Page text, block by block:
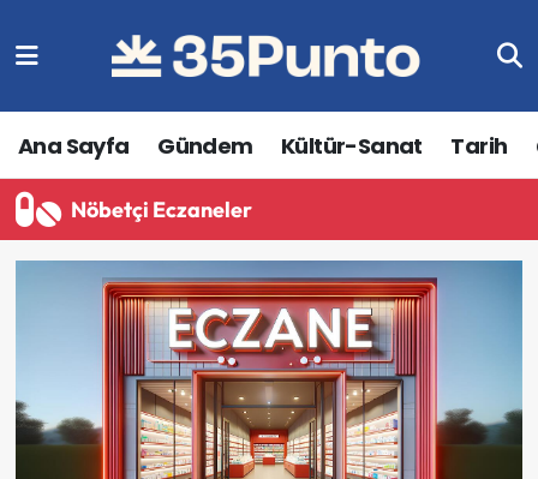
Ana Sayfa Gündem Kültür-Sanat Tarih
Nöbetçi Eczaneler